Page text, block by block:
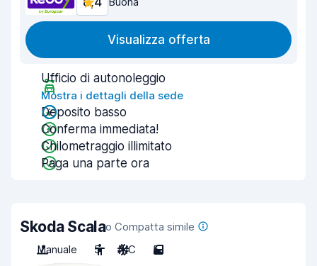
Visualizza offerta
Ufficio di autonoleggio
Mostra i dettagli della sede
Deposito basso
Conferma immediata!
Chilometraggio illimitato
Paga una parte ora
Skoda Scalao Compatta simile
Manuale
5 A/C 5